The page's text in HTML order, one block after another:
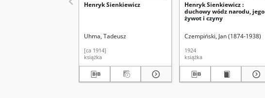
Henryk Sienkiewicz
Uhma, Tadeusz
[ca 1914]
książka
Henryk Sienkiewicz :
duchowy wódz narodu, jego
żywot i czyny
Czempiński, Jan (1874-1938)
1924
książka